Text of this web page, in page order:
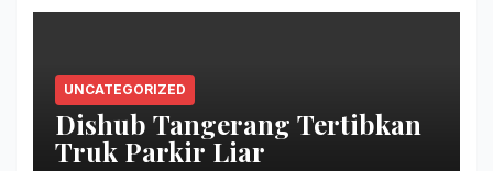
UNCATEGORIZED
Dishub Tangerang Tertibkan
Truk Parkir Liar